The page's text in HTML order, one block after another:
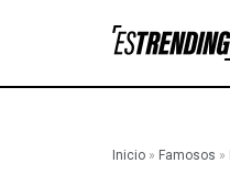
Inicio » Famosos »